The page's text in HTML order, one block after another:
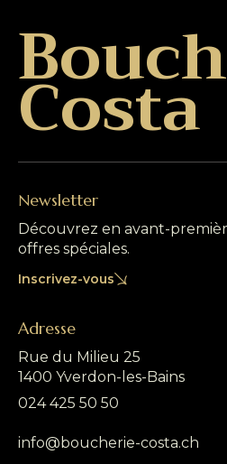
Costa
Newsletter
Découvrez en avant-
offres spéciales.
Inscrivez-vous
Adresse
Rue du Milieu 25
1400 Yverdon-les-Bains
024 425 50 50
info@boucherie-costa.ch